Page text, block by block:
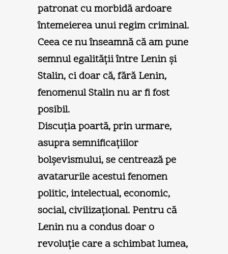
patronat cu morbidă ardoare
întemeierea unui regim criminal.
Ceea ce nu înseamnă că am pune
semnul egalităţii între Lenin şi
Stalin, ci doar că, fără Lenin,
fenomenul Stalin nu ar fi fost
posibil.
Discuţia poartă, prin urmare,
asupra semnificaţiilor
bolşevismului, se centrează pe
avatarurile acestui fenomen
politic, intelectual, economic,
social, civilizaţional. Pentru că
Lenin nu a condus doar o
revoluţie care a schimbat lumea,